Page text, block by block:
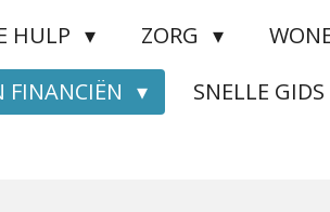
HULP ZORG
FINANCIËN
SNELLE GIDS